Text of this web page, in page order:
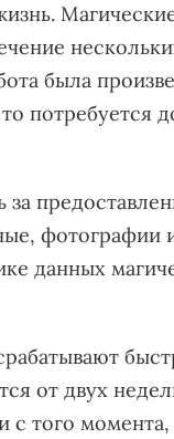
была
потребуется
за
фотографии
данных
от двух
с того